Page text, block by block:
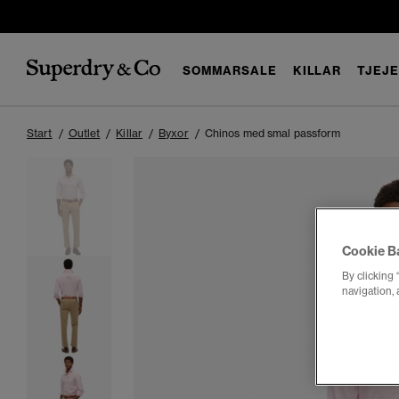
SOMMARSALE KILLAR
Start Outlet Killar Byxor Chinos med smal passform
Cookie
By clicking
navigation,